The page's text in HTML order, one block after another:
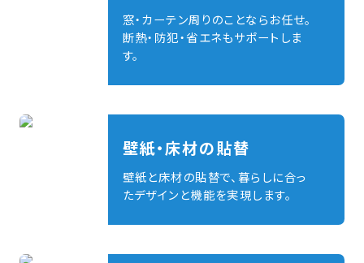
窓・カーテン周りのことならお任せ。
断熱・防犯・省エネもサポートしま
す。
壁紙・床材の貼替
壁紙と床材の貼替で、暮らしに合っ
たデザインと機能を実現します。